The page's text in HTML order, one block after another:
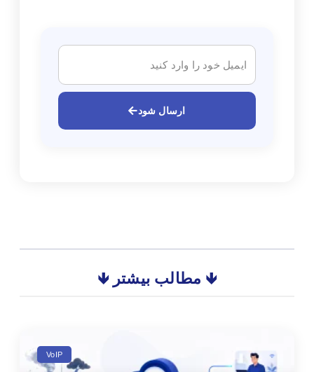
ارسال شود
🡻 مطالب بیشتر 🡻
VoIP